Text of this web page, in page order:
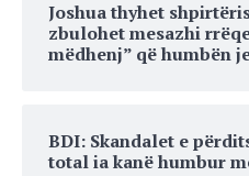
Joshua thyhet
zbulohet mesazhi
mëdhenj” që humbën
BDI: Skandalet e
total ia kanë humbur